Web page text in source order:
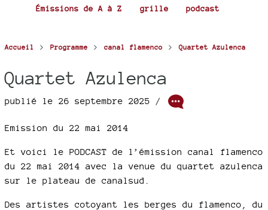
Émissions de A à Z grille podcast
Accueil > Programme > canal flamenco >Quartet Azulenca
Quartet Azulenca
publié le 26 septembre 2025 /
Emission du 22 mai 2014
Et voici le PODCAST de l’émission canal flamenco
du 22 mai 2014 avec la venue du quartet azulenca
sur le plateau de canalsud.
Des artistes cotoyant les berges du flamenco, du